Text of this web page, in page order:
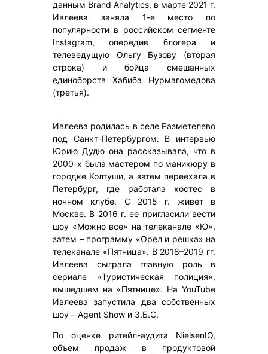
данным Brand Analytics, в марте 2021 г.
Ивлеева заняла 1-е место по
популярности в российском сегменте
Instagram, опередив блогера и
телеведущую Ольгу Бузову (вторая
строка) и бойца смешанных
единоборств Хабиба Нурмагомедова
(третья).
Ивлеева родилась в селе Разметелево
под Санкт-Петербургом. В интервью
Юрию Дудю она рассказывала, что в
2000-х была мастером по маникюру в
городке Колтуши, а затем переехала в
Петербург, где работала хостес в
ночном клубе. С 2015 г. живет в
Москве. В 2016 г. ее пригласили вести
шоу «Можно все» на телеканале «Ю»,
затем – программу «Орел и решка» на
телеканале «Пятница». В 2018–2019 гг.
Ивлеева сыграла главную роль в
сериале «Туристическая полиция»,
вышедшем на «Пятнице». На YouTube
Ивлеева запустила два собственных
шоу – Agent Show и З.Б.С.
По оценке ритейл-аудита NielsenIQ,
объем продаж в продуктовой